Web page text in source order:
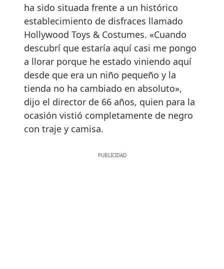
ha sido situada frente a un histórico
establecimiento de disfraces llamado
Hollywood Toys & Costumes. «Cuando
descubrí que estaría aquí casi me pongo
a llorar porque he estado viniendo aquí
desde que era un niño pequeño y la
tienda no ha cambiado en absoluto»,
dijo el director de 66 años, quien para la
ocasión vistió completamente de negro
con traje y camisa.